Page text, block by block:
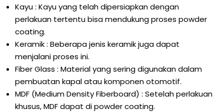
Kayu : Kayu yang telah dipersiapkan dengan
perlakuan tertentu bisa mendukung proses powder
coating.
Keramik : Beberapa jenis keramik juga dapat
menjalani proses ini.
Fiber Glass : Material yang sering digunakan dalam
pembuatan kapal atau komponen otomotif.
MDF (Medium Density Fiberboard) : Setelah perlakuan
khusus, MDF dapat di powder coating.